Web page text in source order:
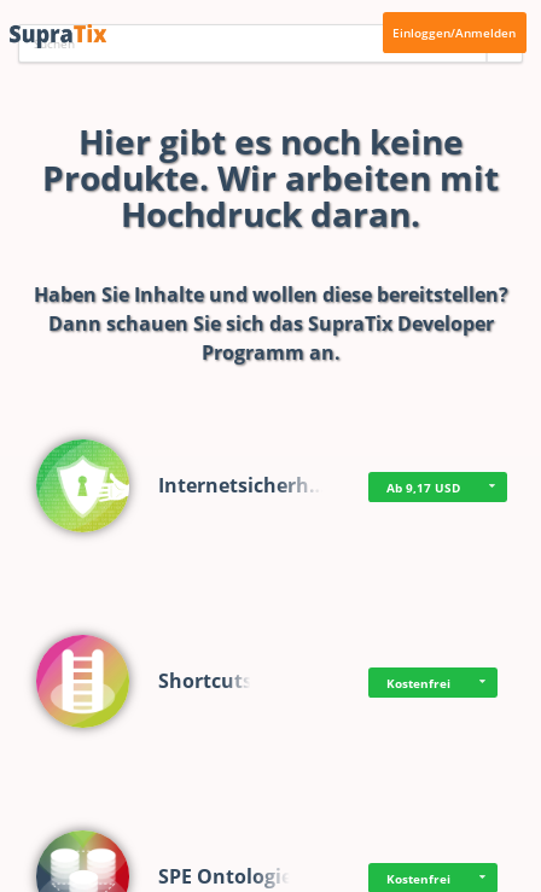
Einloggen/Anmelden
Hier gibt es noch keine
Produkte. Wir arbeiten mit
Hochdruck daran.
Haben Sie Inhalte und wollen diese bereitstellen?
Dann schauen Sie sich dasSupraTix Developer
Programman.
Internetsicherh… Ab 9,17 USD
Shortcuts Kostenfrei
SPE Ontologie Kostenfrei